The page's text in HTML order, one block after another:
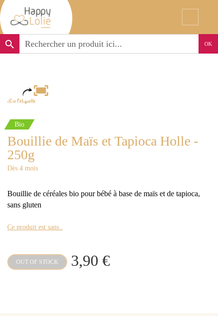
search OK
Bio
Bouillie de Maïs et Tapioca Holle -
250g
Dès 4 mois
Bouillie de céréales bio pour bébé à base de maïs et de tapioca,
sans gluten
Ce produit est sans..
OUT OF STOCK 3,90 €